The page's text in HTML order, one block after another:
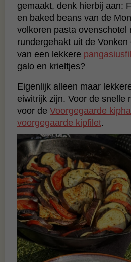
gemaakt, denk hierbij aan:
en baked beans van de
volkoren pasta ovenschotel
rundergehakt uit de
van een lekkere
galo en krieltjes?
Eigenlijk alleen maar
eiwitrijk zijn. Voor de snelle
voor de Voorgegaarde
voorgegaarde kipfilet.